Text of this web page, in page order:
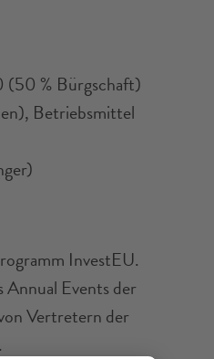
(50 % Bürgschaft)
Betriebsmittel
InvestEU.
Events der
Vertretern der